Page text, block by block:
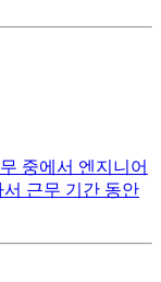
중에서 엔지니어
근무 기간 동안